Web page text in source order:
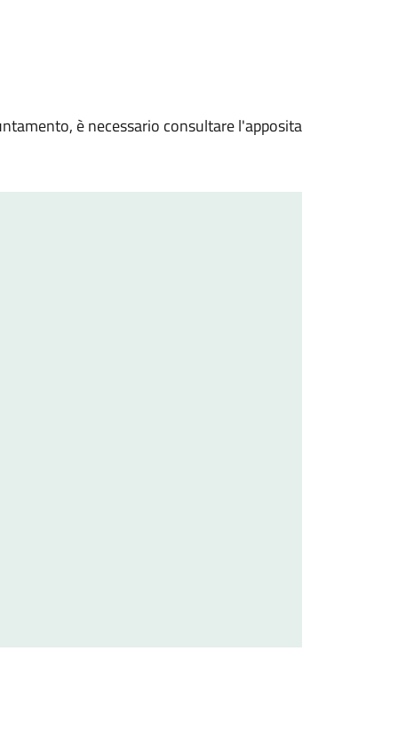
è necessario consultare l'apposita